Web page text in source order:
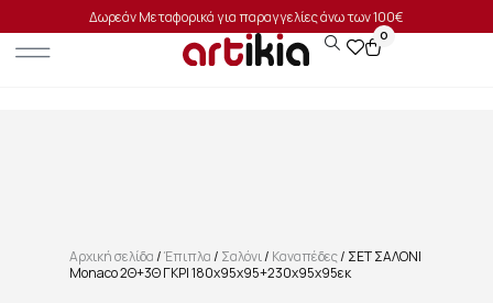
Δωρεάν Μεταφορικά για παραγγελίες άνω των 100€
0
Αρχική σελίδα/Έπιπλα/ Σαλόνι/ Καναπέδες/ ΣΕΤ ΣΑΛΟΝΙ
Monaco 2Θ+3Θ ΓΚΡΙ 180x95x95+230x95x95εκ